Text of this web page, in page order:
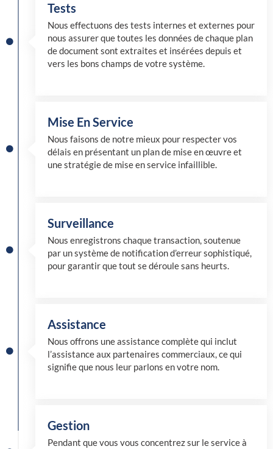
Tests
Nous effectuons des tests internes et externes pour
nous assurer que toutes les données de chaque plan
de document sont extraites et insérées depuis et
vers les bons champs de votre système.
Mise En Service
Nous faisons de notre mieux pour respecter vos
délais en présentant un plan de mise en œuvre et
une stratégie de mise en service infaillible.
Surveillance
Nous enregistrons chaque transaction, soutenue
par un système de notification d’erreur sophistiqué,
pour garantir que tout se déroule sans heurts.
Assistance
Nous offrons une assistance complète qui inclut
l’assistance aux partenaires commerciaux, ce qui
signifie que nous leur parlons en votre nom.
Gestion
Pendant que vous vous concentrez sur le service à